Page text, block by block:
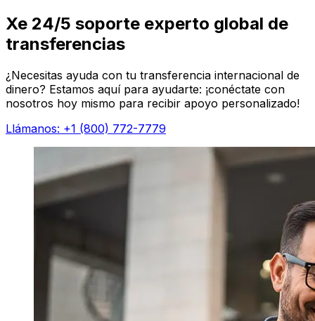
Xe 24/5 soporte experto global de
transferencias
¿Necesitas ayuda con tu transferencia internacional de
dinero? Estamos aquí para ayudarte: ¡conéctate con
nosotros hoy mismo para recibir apoyo personalizado!
Llámanos: +1 (800) 772-7779